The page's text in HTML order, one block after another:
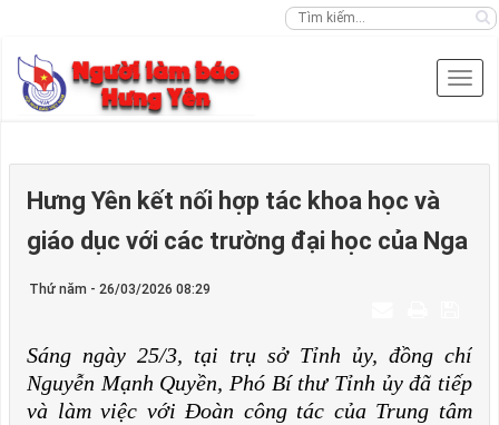
Hưng Yên kết nối hợp tác khoa học và
giáo dục với các trường đại học của Nga
Thứ năm - 26/03/2026 08:29
Sáng ngày 25/3, tại trụ sở Tỉnh ủy, đồng chí
Nguyễn Mạnh Quyền, Phó Bí thư Tỉnh ủy đã tiếp
và làm việc với Đoàn công tác của Trung tâm